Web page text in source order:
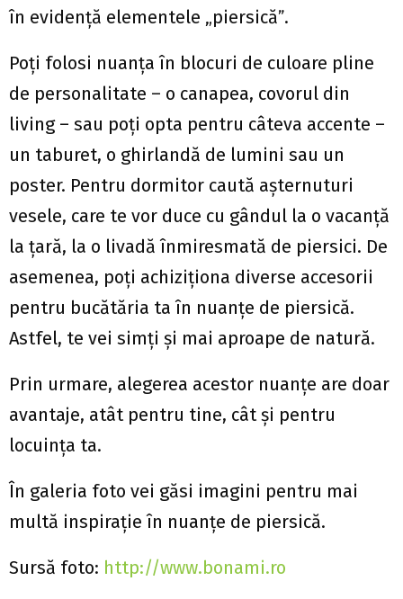
în evidență elementele „piersicăˮ.
Poți folosi nuanța în blocuri de culoare pline
de personalitate – o canapea, covorul din
living – sau poți opta pentru câteva accente –
un taburet, o ghirlandă de lumini sau un
poster. Pentru dormitor caută așternuturi
vesele, care te vor duce cu gândul la o vacanță
la țară, la o livadă înmiresmată de piersici. De
asemenea, poți achiziționa diverse accesorii
pentru bucătăria ta în nuanțe de piersică.
Astfel, te vei simți și mai aproape de natură.
Prin urmare, alegerea acestor nuanțe are doar
avantaje, atât pentru tine, cât și pentru
locuința ta.
În galeria foto vei găsi imagini pentru mai
multă inspirație în nuanțe de piersică.
Sursă foto: http://www.bonami.ro